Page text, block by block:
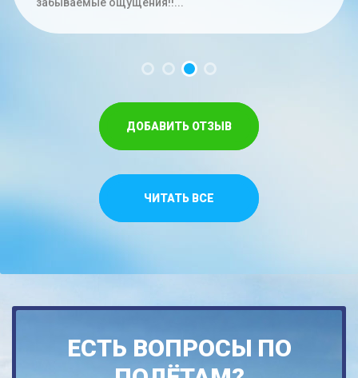
час. Меньше на троих времени не...
забываемые ощущения!!...
Спасибо,что относитесь как к своим...
ДОБАВИТЬ ОТЗЫВ
ЧИТАТЬ ВСЕ
ЕСТЬ ВОПРОСЫ ПО